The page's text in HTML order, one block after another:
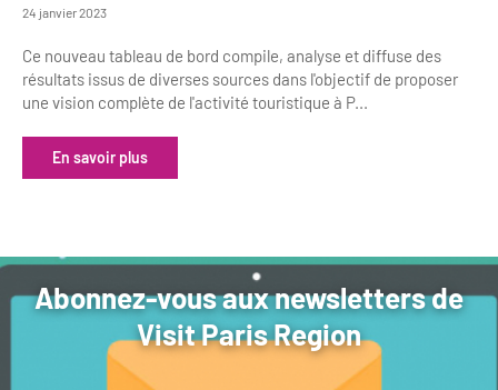
24 janvier 2023
Ce nouveau tableau de bord compile, analyse et diffuse des
résultats issus de diverses sources dans l'objectif de proposer
une vision complète de l'activité touristique à P...
En savoir plus
Abonnez-vous aux newsletters de
Visit Paris Region